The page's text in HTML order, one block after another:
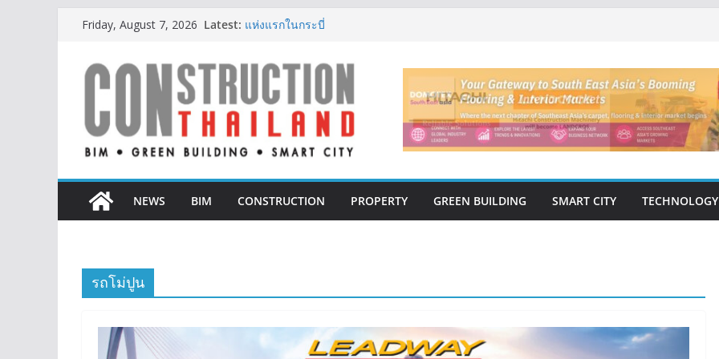
content
Friday, August 7, 2026 Latest: IHG Hotels & Resorts เปิดตัว ฮอลิเดย์ อินน์ เอ็กซ์เพรส อ่าวนาง
ตั้งแต่การออกแบบถึงการตรวจสอบอาคารไทย รับมือแผ่นดินไหว
TITLE เผยรายได้ครึ่งปีแรก’69 มากกว่า 2,000 ล้านบาท เติบโต
377% ชี้ดีมานด์ภูเก็ตยังแกร่ง
BCT Expo 2026 ชูแนวคิด “Empowering Net Zero in
Construction & Mining” ขับเคลื่อนอุตสาหกรรมก่อสร้างและ
เหมืองแร่สู่สังคมคาร์บอนต่ำอย่างยั่งยืน
สร้างการเติบโตอย่างยั่งยืน
NEWS
BIM CONSTRUCTION PROPERTY GREEN BUILDING SMART CITY TECHNOLOGY
รถโม่ปูน
CONSTRUCTION
THAILAND : VOL.33
(May-Jun 2026)